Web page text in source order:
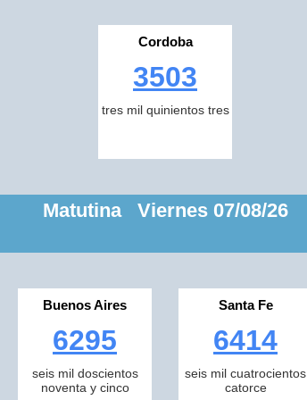
Cordoba
3503
tres mil quinientos tres
Matutina Viernes 07/08/26
Buenos Aires
6295
seis mil doscientos
noventa y cinco
Santa Fe
6414
seis mil cuatrocientos
catorce